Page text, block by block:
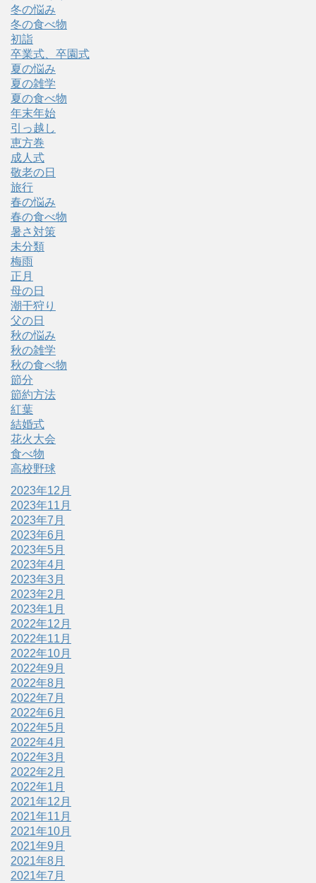
冬の悩み
冬の食べ物
初詣
卒業式、卒園式
夏の悩み
夏の雑学
夏の食べ物
年末年始
引っ越し
恵方巻
成人式
敬老の日
旅行
春の悩み
春の食べ物
暑さ対策
未分類
梅雨
正月
母の日
潮干狩り
父の日
秋の悩み
秋の雑学
秋の食べ物
節分
節約方法
紅葉
結婚式
花火大会
食べ物
高校野球
2023年12月
2023年11月
2023年7月
2023年6月
2023年5月
2023年4月
2023年3月
2023年2月
2023年1月
2022年12月
2022年11月
2022年10月
2022年9月
2022年8月
2022年7月
2022年6月
2022年5月
2022年4月
2022年3月
2022年2月
2022年1月
2021年12月
2021年11月
2021年10月
2021年9月
2021年8月
2021年7月